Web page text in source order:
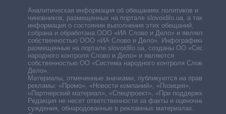
Аналитическая информация об обещаниях политиков и
чиновников, размещенных на портале slovoidilo.ua, а также
информация о состоянии выполнения этих обещаний,
собрана и обработана ООО «ИА Слово и Дело» и является
собственностью ООО «ИА Слово и Дело». Инфографики,
размещенные на портале slovoidilo.ua, созданы ОО «Система
народного контроля Слово и Дело» и являются
собственностью ОО «Система народного контроля Слово и
Дело».
Материалы, отмеченные значками, публикуются на правах
рекламы: «Промо», «Новости компаний», «Позиция»,
«Партнерский материал», «Спецпроект», «При поддержке».
Редакция не несет ответственности за факты и оценочные
суждения, обнародованные в рекламных материалах.